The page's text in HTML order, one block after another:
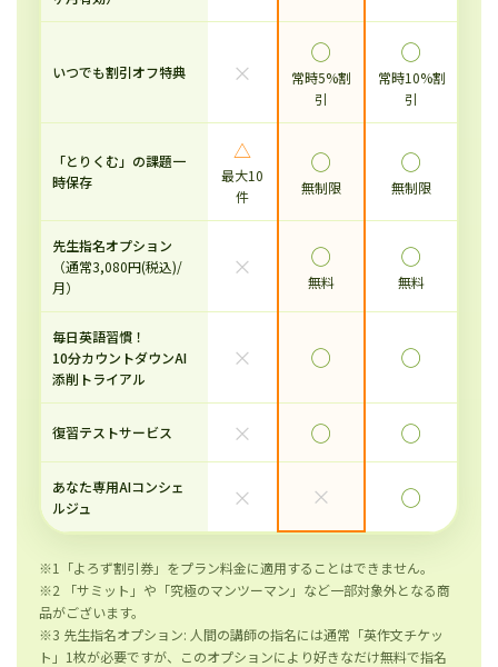
いつでも割引オフ特典 ×
◯
常時5%割
引
◯
常時10%割
引
「とりくむ」の課題一
時保存
△
最大10
件
◯
無制限
◯
無制限
先生指名オプション
（通常3,080円(税込)/
月）
× ◯
無料
◯
無料
毎日英語習慣！
10分カウントダウンAI
添削トライアル
× ◯ ◯
復習テストサービス × ◯ ◯
あなた専用AIコンシェ
ルジュ
× × ◯
※1「よろず割引券」をプラン料金に適用することはできません。
※2 「サミット」や「究極のマンツーマン」など一部対象外となる商
品がございます。
※3 先生指名オプション: 人間の講師の指名には通常「英作文チケッ
ト」1枚が必要ですが、このオプションにより好きなだけ無料で指名